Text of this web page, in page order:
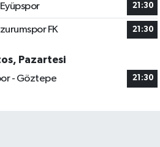
21:30
FK 21:30
Pazartesi
- Göztepe
21:30